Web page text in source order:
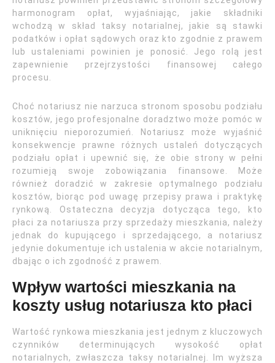
harmonogram opłat, wyjaśniając, jakie składniki
wchodzą w skład taksy notarialnej, jakie są stawki
podatków i opłat sądowych oraz kto zgodnie z prawem
lub ustaleniami powinien je ponosić. Jego rolą jest
zapewnienie przejrzystości finansowej całego
procesu.
Choć notariusz nie narzuca stronom sposobu podziału
kosztów, jego profesjonalne doradztwo może pomóc w
uniknięciu nieporozumień. Notariusz może wyjaśnić
konsekwencje prawne różnych ustaleń dotyczących
podziału opłat i upewnić się, że obie strony w pełni
rozumieją swoje zobowiązania finansowe. Może
również doradzić w zakresie optymalnego podziału
kosztów, biorąc pod uwagę przepisy prawa i praktykę
rynkową. Ostateczna decyzja dotycząca tego, kto
płaci za notariusza przy sprzedaży mieszkania, należy
jednak do kupującego i sprzedającego, a notariusz
jedynie dokumentuje ich ustalenia w akcie notarialnym,
dbając o ich zgodność z prawem.
Wpływ wartości mieszkania na
koszty usług notariusza kto płaci
Wartość rynkowa mieszkania jest jednym z kluczowych
czynników determinujących wysokość opłat
notarialnych, zwłaszcza taksy notarialnej. Im wyższa